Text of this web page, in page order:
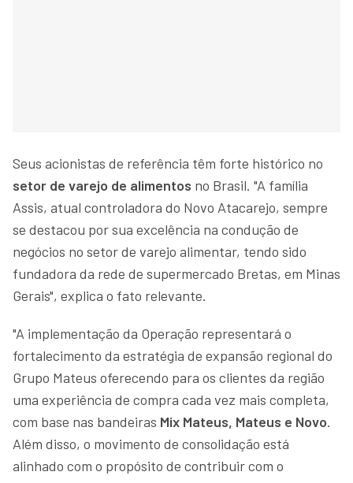
Seus acionistas de referência têm forte histórico no
setor de varejo de alimentos no Brasil. "A família
Assis, atual controladora do Novo Atacarejo, sempre
se destacou por sua excelência na condução de
negócios no setor de varejo alimentar, tendo sido
fundadora da rede de supermercado Bretas, em Minas
Gerais", explica o fato relevante.
"A implementação da Operação representará o
fortalecimento da estratégia de expansão regional do
Grupo Mateus oferecendo para os clientes da região
uma experiência de compra cada vez mais completa,
com base nas bandeiras Mix Mateus, Mateus e Novo.
Além disso, o movimento de consolidação está
alinhado com o propósito de contribuir com o